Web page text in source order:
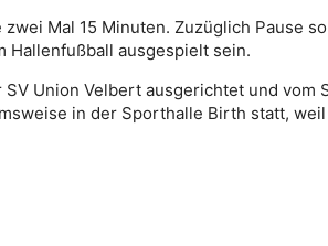
Mal 15 Minuten. Zuzüglich Pause
Hallenfußball ausgespielt sein.
Union Velbert ausgerichtet und vom
in der Sporthalle Birth statt,